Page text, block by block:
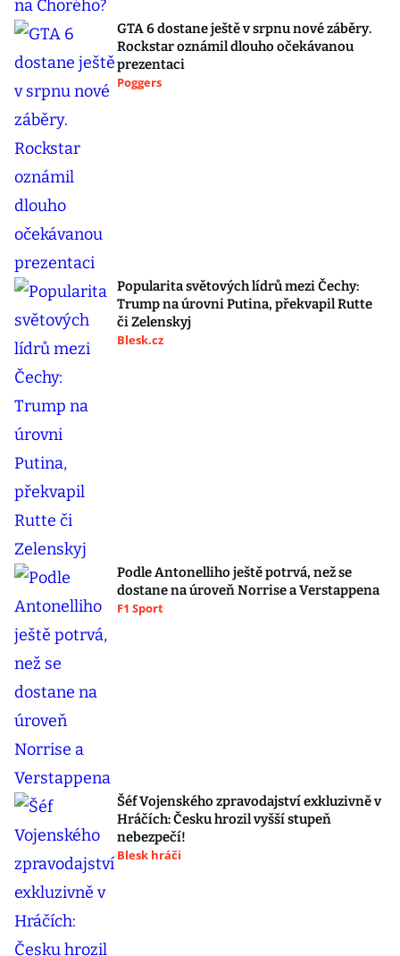
GTA 6 dostane ještě v srpnu nové záběry.
Rockstar oznámil dlouho očekávanou
prezentaci
Poggers
Popularita světových lídrů mezi Čechy:
Trump na úrovni Putina, překvapil Rutte
či Zelenskyj
Blesk.cz
Podle Antonelliho ještě potrvá, než se
dostane na úroveň Norrise a Verstappena
F1 Sport
Šéf Vojenského zpravodajství exkluzivně v
Hráčích: Česku hrozil vyšší stupeň
nebezpečí!
Blesk hráči